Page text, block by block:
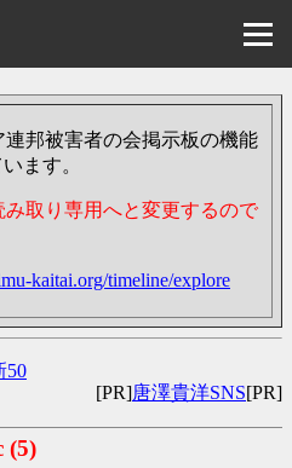
邦被害者の会掲示板の機能
ます。
取り専用へと変更するので
kaitai.org/timeline/explore
50
[PR]唐澤貴洋SNS[PR]
(5)